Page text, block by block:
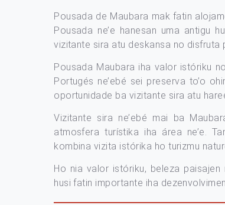
Pousada de Maubara mak fatin
Pousada ne’e hanesan uma antigu
vizitante sira atu deskansa no disfruta
Pousada Maubara iha valor istóriku
Portugés ne’ebé sei preserva to’o
oportunidade ba vizitante sira atu
Vizitante sira ne’ebé mai ba
atmosfera turístika iha área ne’e.
kombina vizita istórika ho turizmu
Ho nia valor istóriku, beleza
husi fatin importante iha